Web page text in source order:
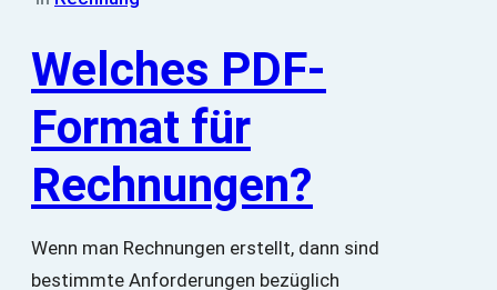
Welches PDF-
Format für
Rechnungen?
Wenn man Rechnungen erstellt, dann sind
bestimmte Anforderungen bezüglich